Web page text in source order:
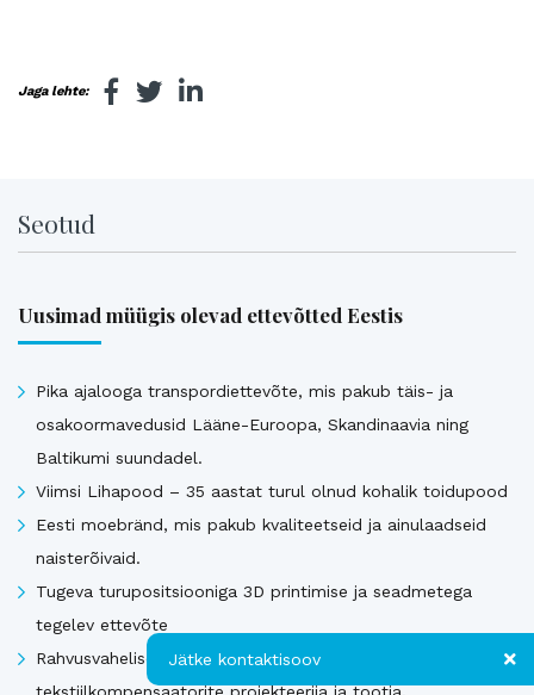
Jaga lehte:
Seotud
Uusimad müügis olevad ettevõtted Eestis
Pika ajalooga transpordiettevõte, mis pakub täis- ja
osakoormavedusid Lääne-Euroopa, Skandinaavia ning
Baltikumi suundadel.
Viimsi Lihapood – 35 aastat turul olnud kohalik toidupood
Eesti moebränd, mis pakub kvaliteetseid ja ainulaadseid
naisterõivaid.
Tugeva turupositsiooniga 3D printimise ja seadmetega
tegelev ettevõte
Rahvusvaheliselt tunnustatud metall- ja
Jätke kontaktisoov